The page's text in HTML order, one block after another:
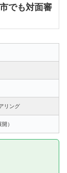
でも対面審
リング
）